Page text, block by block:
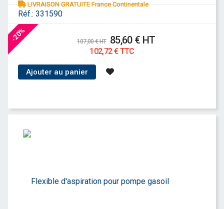
Réf.: 331590
LIVRAISON GRATUITE France Continentale
-20% 107,00 € HT 85,60 € HT
102,72 € TTC
Ajouter au panier